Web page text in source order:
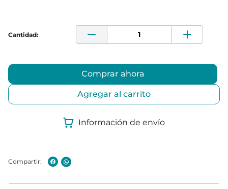
Comprar ahora
Agregar al carrito
Información de envío